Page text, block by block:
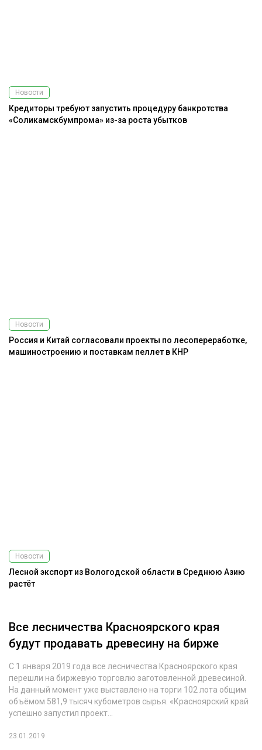
Все лесничества Красноярского края
будут продавать древесину на бирже
С 1 января 2019 года все лесничества Красноярского края
перешли на биржевую торговлю заготовленной древесиной.
На данный момент уже выставлено на торги 102 лота общим
объёмом 581,9 тысяч кубометров сырья. «Красноярский край
успешно запустил проект...
23.01.2019
Новости
Кредиторы требуют запустить процедуру банкротства
«Соликамскбумпрома» из-за роста убытков
Новости
Россия и Китай согласовали проекты по лесопереработке,
машиностроению и поставкам пеллет в КНР
Новости
Лесной экспорт из Вологодской области в Среднюю Азию
растёт